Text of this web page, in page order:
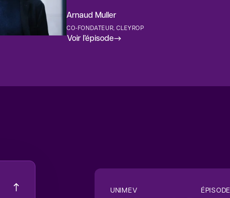
Arnaud Muller
CO-FONDATEUR, CLEYROP
Voir l’épisode
UNIMEV ÉPISODE